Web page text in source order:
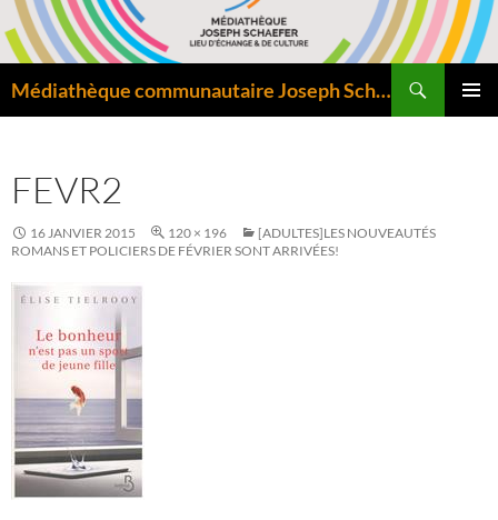
Aller
au
contenu
Médiathèque communautaire Joseph Schaefer de Bitche – Pôle départemental de lecture publique
FEVR2
16 JANVIER 2015 120 × 196
[ADULTES]LES NOUVEAUTÉS
ROMANS ET POLICIERS DE FÉVRIER SONT ARRIVÉES!